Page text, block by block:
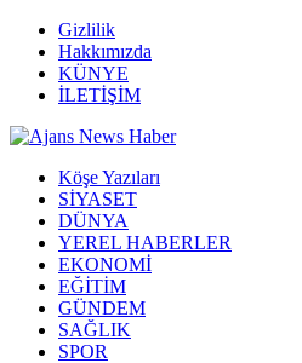
Gizlilik
Hakkımızda
KÜNYE
İLETİŞİM
Köşe Yazıları
SİYASET
DÜNYA
YEREL HABERLER
EKONOMİ
EĞİTİM
GÜNDEM
SAĞLIK
SPOR